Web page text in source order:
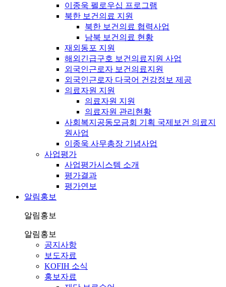
이종욱 펠로우십 프로그램
북한 보건의료 지원
북한 보건의료 협력사업
남북 보건의료 현황
재외동포 지원
해외긴급구호 보건의료지원 사업
외국인근로자 보건의료지원
외국인근로자 다국어 건강정보 제공
의료자원 지원
의료자원 지원
의료자원 관리현황
사회복지공동모금회 기획 국제보건 의료지
원사업
이종욱 사무총장 기념사업
사업평가
사업평가시스템 소개
평가결과
평가연보
알림홍보
알림홍보
알림홍보
공지사항
보도자료
KOFIH 소식
홍보자료